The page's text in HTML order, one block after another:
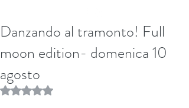
Danzando al tramonto! Full
moon edition- domenica 10
agosto
Rated NaN out of 5 stars.